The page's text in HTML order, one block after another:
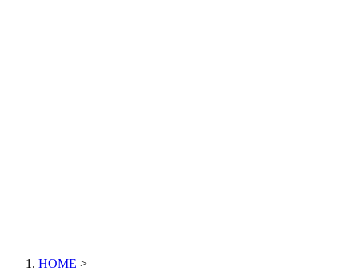
HOME >